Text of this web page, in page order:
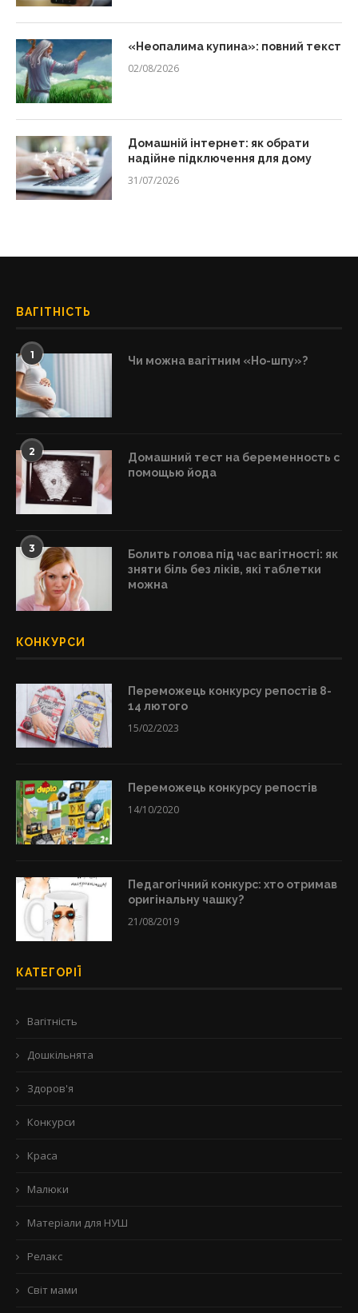
«Неопалима купина»: повний текст
02/08/2026
Домашній інтернет: як обрати
надійне підключення для дому
31/07/2026
ВАГІТНІСТЬ
1 Чи можна вагітним «Но-шпу»?
2
Домашний тест на беременность с
помощью йода
3
Болить голова під час вагітності: як
зняти біль без ліків, які таблетки
можна
КОНКУРСИ
Переможець конкурсу репостів 8-
14 лютого
15/02/2023
Переможець конкурсу репостів
14/10/2020
Педагогічний конкурс: хто отримав
оригінальну чашку?
21/08/2019
КАТЕГОРІЇ
Вагітність
Дошкільнята
Здоров'я
Конкурси
Краса
Малюки
Матеріали для НУШ
Релакс
Світ мами